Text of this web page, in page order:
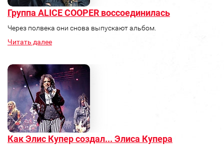
Группа ALICE COOPER воссоединилась
Через полвека они снова выпускают альбом.
Читать далее
Как Элис Купер создал... Элиса Купера